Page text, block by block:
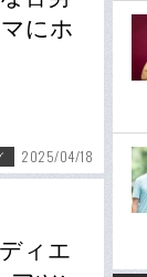
にホ
2025/04/18
ィエ